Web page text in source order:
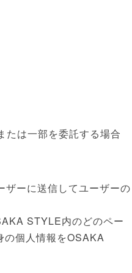
たは一部を委託する場合
ザーに送信してユーザーの
STYLE内のどのペー
の個人情報をOSAKA